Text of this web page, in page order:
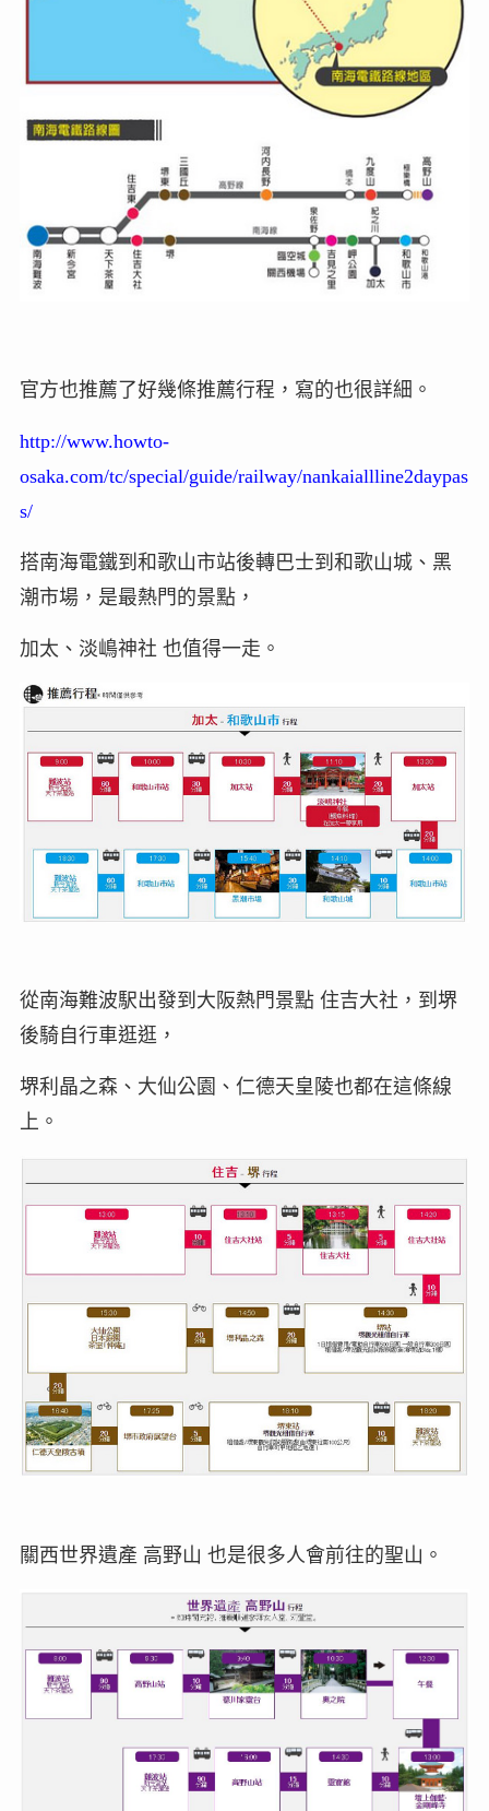
官方也推薦了好幾條推薦行程，寫的也很詳細。
http://www.howto-
osaka.com/tc/special/guide/railway/nankaiallline2daypas
s/
搭南海電鐵到和歌山市站後轉巴士到和歌山城、黑
潮市場，是最熱門的景點，
加太、淡嶋神社 也值得一走。
從南海難波駅出發到大阪熱門景點 住吉大社，到堺
後騎自行車逛逛，
堺利晶之森、大仙公園、仁德天皇陵也都在這條線
上。
關西世界遺產 高野山 也是很多人會前往的聖山。